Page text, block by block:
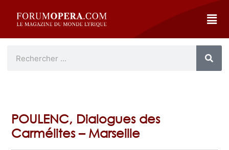
POULENC, Dialogues des
Carmélites – Marseille